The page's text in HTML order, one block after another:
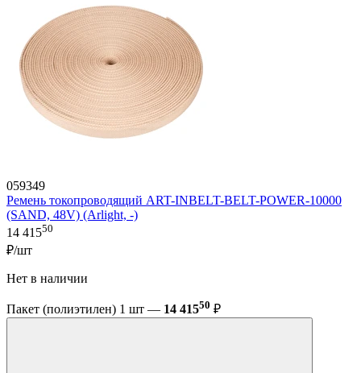
059349
Ремень токопроводящий ART-INBELT-BELT-POWER-10000
(SAND, 48V) (Arlight, -)
14 41550
₽/шт
Нет в наличии
Пакет (полиэтилен) 1 шт — 14 41550 ₽